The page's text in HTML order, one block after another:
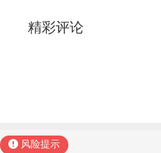
精彩评论
风险提示